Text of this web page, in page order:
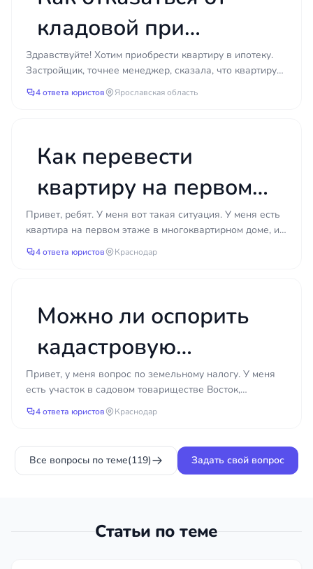
интересы станет значительно сложнее.
кладовой при
покупке квартиры у
застройщика?
Здравствуйте! Хотим приобрести квартиру в ипотеку.
Застройщик, точнее менеджер, сказала, что квартиру
можно купить только с кладовой. Находимся на ста...
4 ответа юристов Ярославская область
Как перевести
квартиру на первом
этаже в нежилое
помещение для
Привет, ребят. У меня вот такая ситуация. У меня есть
квартира на первом этаже в многоквартирном доме, и
я хочу открыть там небольшой магазин. Помещен...
4 ответа юристов Краснодар
Можно ли оспорить
кадастровую
стоимость участка,
чтобы снизить
земельный налог?
Привет, у меня вопрос по земельному налогу. У меня
есть участок в садовом товариществе Восток,
Краснодар, и недавно я получил уведомление о
налоговом...
4 ответа юристов Краснодар
Все вопросы по теме(119) Задать свой вопрос
Статьи по теме